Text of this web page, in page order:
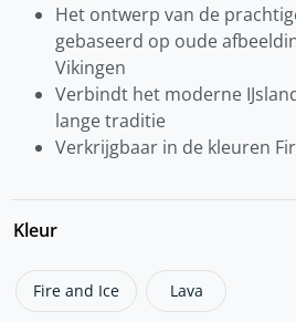
Het ontwerp van de
gebaseerd op oude
Vikingen
Verbindt het moderne
lange traditie
Verkrijgbaar in de kleuren
Kleur
Fire and Ice Lava